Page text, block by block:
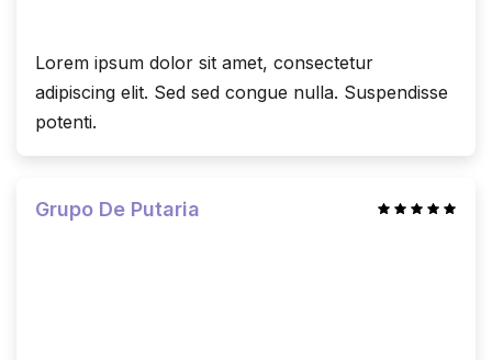
Lorem ipsum dolor sit amet, consectetur
adipiscing elit. Sed sed congue nulla. Suspendisse
potenti.
Grupo De Putaria